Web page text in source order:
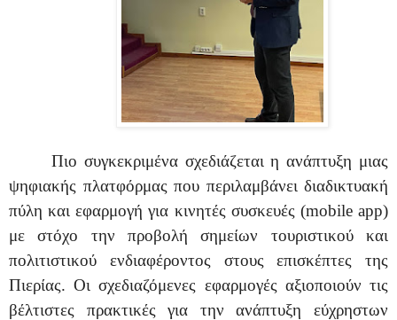
Πιο συγκεκριμένα σχεδιάζεται η ανάπτυξη μιας
ψηφιακής πλατφόρμας που περιλαμβάνει διαδικτυακή
πύλη και εφαρμογή για κινητές συσκευές (mobile app)
με στόχο την προβολή σημείων τουριστικού και
πολιτιστικού ενδιαφέροντος στους επισκέπτες της
Πιερίας. Οι σχεδιαζόμενες εφαρμογές αξιοποιούν τις
βέλτιστες πρακτικές για την ανάπτυξη εύχρηστων